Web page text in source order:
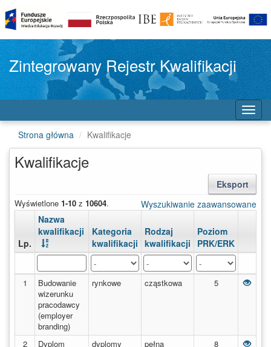
Zintegrowany Rejestr Kwalifikacji
Strona główna
Kwalifikacje
Kwalifikacje
Eksport
Zmiana
elementu
spowoduje
automatyczną
zmianę
kwalifikacji
poniżej
Wyszukiwanie zaawansowane
Wyświetlone 1-10 z 10604.
Znalezione
kwalifikacje
Lp.
Nazwa
kwalifikacji sortuj
malejąco
Kategoria
kwalifikacji sortuj
rosnąco
Rodzaj
kwalifikacji sortuj
rosnąco
Poziom
PRK/ERKsortuj
rosnąco
Akcje
Wyszukaj
po
nazwie
Wybierz
kategorię
kwalifikacji
Wybierz
rodzaj
Wybierz
poziom
1
Budowanie
wizerunku
pracodawcy
(employer
branding)
rynkowe cząstkowa 5
2
Dyplom
dyplomy
pełna 8